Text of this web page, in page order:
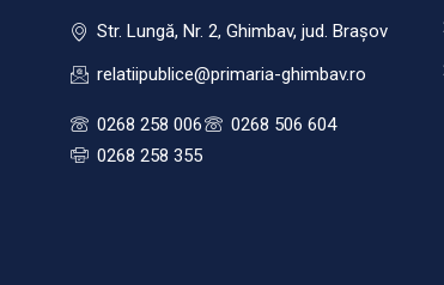
Str. Lungă, Nr. 2, Ghimbav, jud. Brașov
relatiipublice@primaria-ghimbav.ro
0268 258 006
0268 506 604
0268 258 355